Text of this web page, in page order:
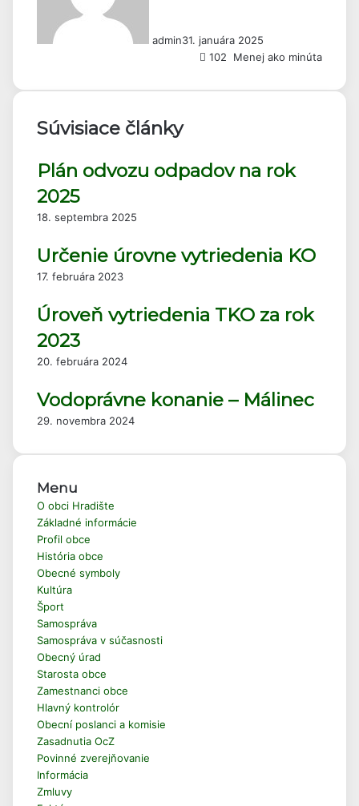
admin31. januára 2025
102
Menej ako minúta
Súvisiace články
Plán odvozu odpadov na rok
2025
18. septembra 2025
Určenie úrovne vytriedenia KO
17. februára 2023
Úroveň vytriedenia TKO za rok
2023
20. februára 2024
Vodoprávne konanie – Málinec
29. novembra 2024
Menu
O obci Hradište
Základné informácie
Profil obce
História obce
Obecné symboly
Kultúra
Šport
Samospráva
Samospráva v súčasnosti
Obecný úrad
Starosta obce
Zamestnanci obce
Hlavný kontrolór
Obecní poslanci a komisie
Zasadnutia OcZ
Povinné zverejňovanie
Informácia
Zmluvy